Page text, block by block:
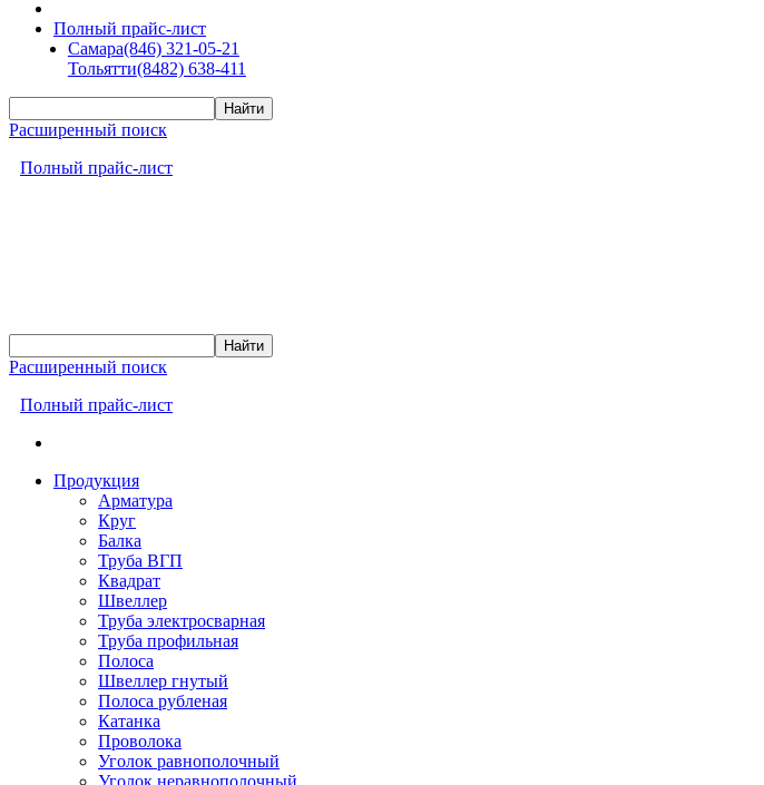
Полный прайс-лист
Самара(846) 321-05-21
Тольятти(8482) 638-411
Расширенный поиск
Полный прайс-лист
Расширенный поиск
Полный прайс-лист
Продукция
Арматура
Круг
Балка
Труба ВГП
Квадрат
Швеллер
Труба электросварная
Труба профильная
Полоса
Швеллер гнутый
Полоса рубленая
Катанка
Проволока
Уголок равнополочный